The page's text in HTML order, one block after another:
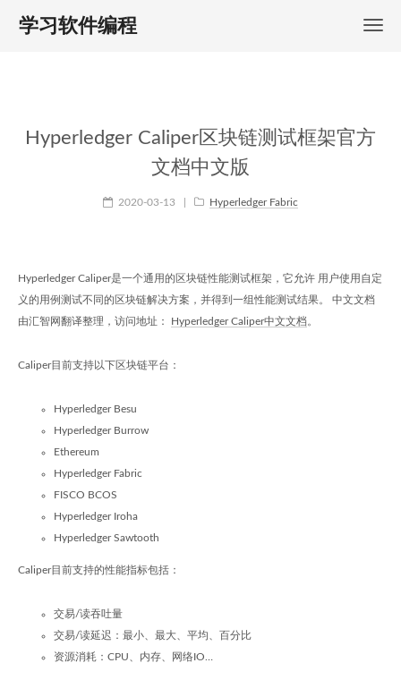
学习软件编程
Hyperledger Caliper区块链测试框架官方
文档中文版
2020-03-13 Hyperledger Fabric
Hyperledger Caliper是一个通用的区块链性能测试框架，它允许 用户使用自定
义的用例测试不同的区块链解决方案，并得到一组性能测试结果。 中文文档
由汇智网翻译整理，访问地址： Hyperledger Caliper中文文档。
Caliper目前支持以下区块链平台：
Hyperledger Besu
Hyperledger Burrow
Ethereum
Hyperledger Fabric
FISCO BCOS
Hyperledger Iroha
Hyperledger Sawtooth
Caliper目前支持的性能指标包括：
交易/读吞吐量
交易/读延迟：最小、最大、平均、百分比
资源消耗：CPU、内存、网络IO…